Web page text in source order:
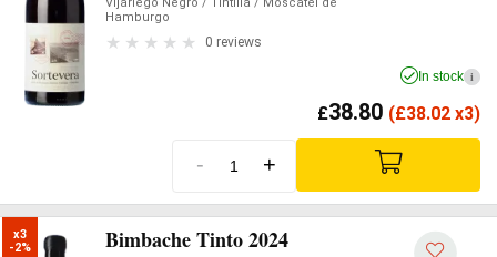
Hamburgo
0 reviews
In stock i
£38.80 (£38.02 x3)
- +
x3
-2%
Bimbache Tinto 2024